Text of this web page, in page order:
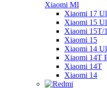
Xiaomi MI
Xiaomi 17
Xiaomi 15
Xiaomi 15T/
Xiaomi 15
Xiaomi 14
Xiaomi 14T
Xiaomi 14T
Xiaomi 14